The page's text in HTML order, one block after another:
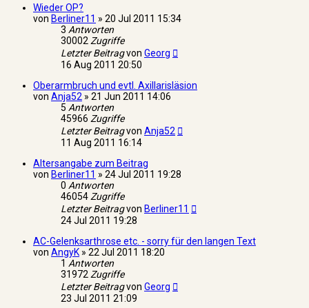
Wieder OP?
von Berliner11 » 20 Jul 2011 15:34
3 Antworten
30002Zugriffe
Letzter Beitragvon Georg
16 Aug 2011 20:50
Oberarmbruch und evtl. Axillarisläsion
von Anja52 » 21 Jun 2011 14:06
5 Antworten
45966 Zugriffe
Letzter Beitragvon Anja52
11 Aug 2011 16:14
Altersangabe zum Beitrag
von Berliner11 » 24 Jul 2011 19:28
0 Antworten
46054Zugriffe
Letzter Beitragvon Berliner11
24 Jul 2011 19:28
AC-Gelenksarthrose etc. - sorry für den langen Text
von AngyK » 22 Jul 2011 18:20
1 Antworten
31972Zugriffe
Letzter Beitragvon Georg
23 Jul 2011 21:09